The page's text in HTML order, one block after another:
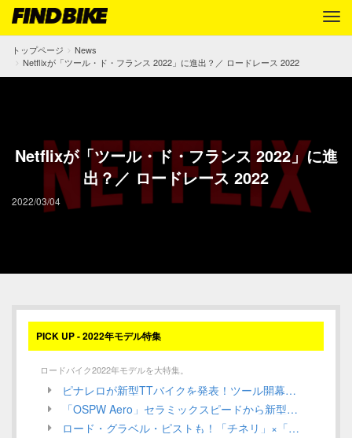
トップページ
News
Netflixが「ツール・ド・フランス 2022」に進出？／ ロードレース 2022
Netflixが「ツール・ド・フランス 2022」に進
出？／ ロードレース 2022
2022/03/04
PICK UP - 2022年モデル特集
ロードバイク2022年モデルを大特集。
ピナレロが新型TTバイクを発表！ツール開幕戦でガンナがステージ優勝を狙う！／ INEOS Grenadiers【Tour de France 2022】
「OSPW Aero」セラミックスピードから新型エアロプーリーシステムが発売！UCI規定による認定は？／CeramicSpeed
ロード・グラベル・ピストも！「チネリ」×「インテル」ミラノを代表する2つのアイコンがコラボアイテムを発表／Cinelli 2022年モデル ロードバイク